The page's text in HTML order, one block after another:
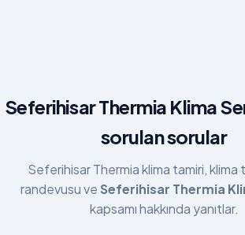
Seferihisar Thermia Klima
sorulan sorular
Seferihisar Thermia klima tamiri, klima
randevusu ve Seferihisar Thermia
kapsamı hakkında yanıtlar.